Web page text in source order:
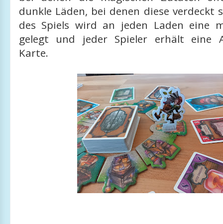
dunkle Läden, bei denen diese verdeckt
des Spiels wird an jeden Laden eine
gelegt und jeder Spieler erhält eine
Karte.